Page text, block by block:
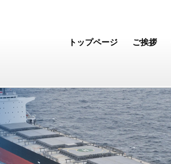
ご挨拶
トップページ